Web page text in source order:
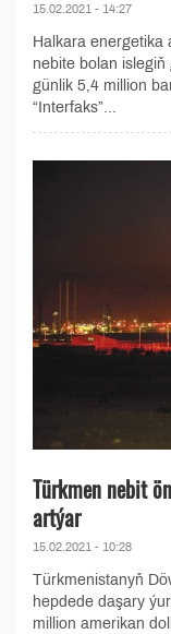
15.02.2021 - 14:27
Halkara energetika
nebite bolan islegiň
günlik 5,4 million
“Interfaks”...
Türkmen nebit
artýar
15.02.2021 - 10:28
Türkmenistanyň
hepdede daşary
million amerikan